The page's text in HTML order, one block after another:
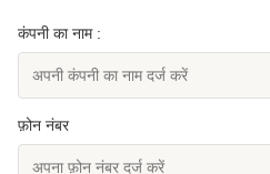
कंपनी का नाम :
फ़ोन नंबर